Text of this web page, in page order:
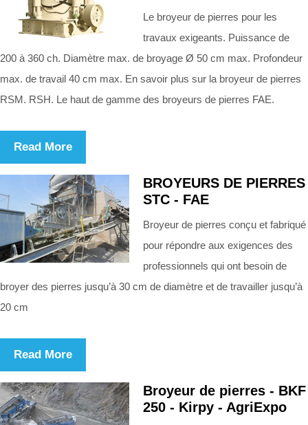
Le broyeur de pierres pour les
travaux exigeants. Puissance de
200 à 360 ch. Diamètre max. de broyage Ø 50 cm max. Profondeur
max. de travail 40 cm max. En savoir plus sur la broyeur de pierres
RSM. RSH. Le haut de gamme des broyeurs de pierres FAE.
Read More
BROYEURS DE PIERRES
STC - FAE
Broyeur de pierres conçu et fabriqué
pour répondre aux exigences des
professionnels qui ont besoin de
broyer des pierres jusqu’à 30 cm de diamètre et de travailler jusqu’à
20 cm
Read More
Broyeur de pierres - BKF
250 - Kirpy - AgriExpo